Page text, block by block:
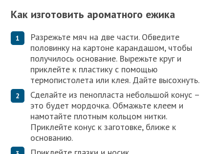
Как изготовить ароматного ежика
Разрежьте мяч на две части. Обведите
половинку на картоне карандашом, чтобы
получилось основание. Вырежьте круг и
приклейте к пластику с помощью
термопистолета или клея. Дайте высохнуть.
Сделайте из пенопласта небольшой конус –
это будет мордочка. Обмажьте клеем и
намотайте плотным кольцом нитки.
Приклейте конус к заготовке, ближе к
основанию.